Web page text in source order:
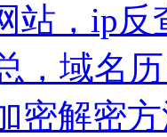
站，ip
，域名
密解密